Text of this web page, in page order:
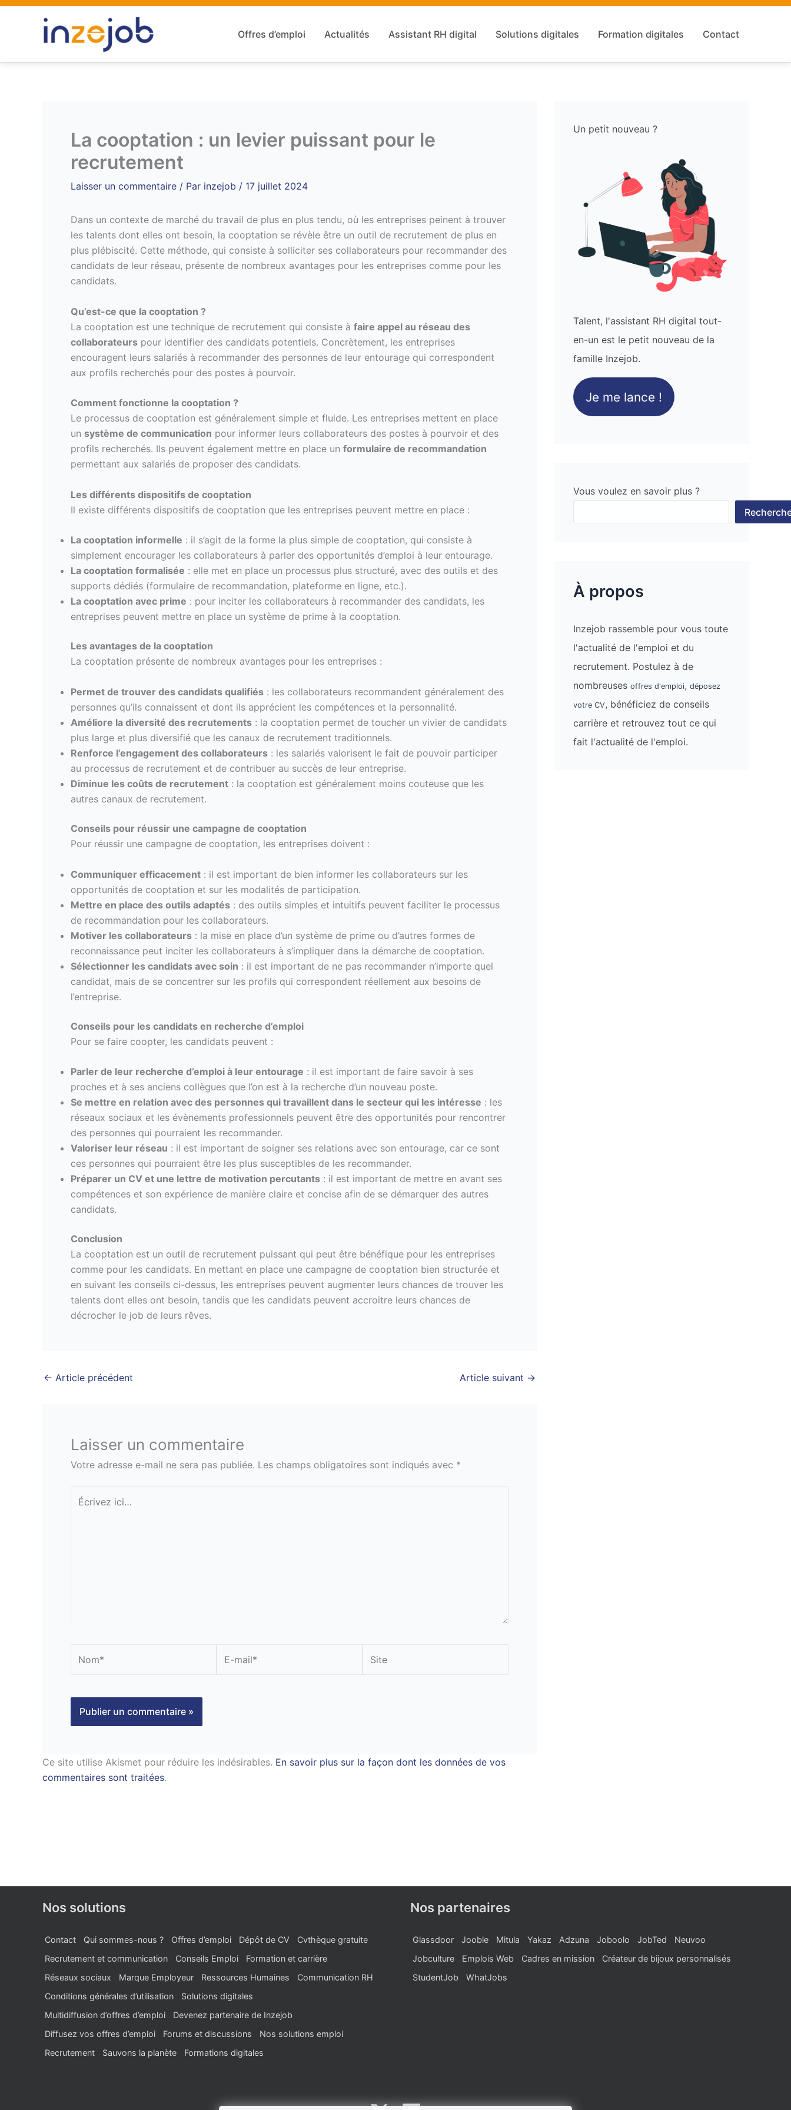
Aller
Offres d’emploi Actualités Assistant RH digital Solutions digitales Formation digitales Contact
La cooptation : un levier puissant pour le
recrutement
Laisser un commentaire / Par inzejob / 17 juillet 2024
Dans un contexte de marché du travail de plus en plus tendu, où les entreprises peinent à trouver
les talents dont elles ont besoin, la cooptation se révèle être un outil de recrutement de plus en
plus plébiscité. Cette méthode, qui consiste à solliciter ses collaborateurs pour recommander des
candidats de leur réseau, présente de nombreux avantages pour les entreprises comme pour les
candidats.
Qu’est-ce que la cooptation ?
La cooptation est une technique de recrutement qui consiste à faire appel au réseau des
collaborateurs pour identifier des candidats potentiels. Concrètement, les entreprises
encouragent leurs salariés à recommander des personnes de leur entourage qui correspondent
aux profils recherchés pour des postes à pourvoir.
Comment fonctionne la cooptation ?
Le processus de cooptation est généralement simple et fluide. Les entreprises mettent en place
un système de communication pour informer leurs collaborateurs des postes à pourvoir et des
profils recherchés. Ils peuvent également mettre en place un formulaire de recommandation
permettant aux salariés de proposer des candidats.
Les différents dispositifs de cooptation
Il existe différents dispositifs de cooptation que les entreprises peuvent mettre en place :
La cooptation informelle : il s’agit de la forme la plus simple de cooptation, qui consiste à
simplement encourager les collaborateurs à parler des opportunités d’emploi à leur entourage.
La cooptation formalisée : elle met en place un processus plus structuré, avec des outils et des
supports dédiés (formulaire de recommandation, plateforme en ligne, etc.).
La cooptation avec prime : pour inciter les collaborateurs à recommander des candidats, les
entreprises peuvent mettre en place un système de prime à la cooptation.
Les avantages de la cooptation
La cooptation présente de nombreux avantages pour les entreprises :
Permet de trouver des candidats qualifiés : les collaborateurs recommandent généralement des
personnes qu’ils connaissent et dont ils apprécient les compétences et la personnalité.
Améliore la diversité des recrutements : la cooptation permet de toucher un vivier de candidats
plus large et plus diversifié que les canaux de recrutement traditionnels.
Renforce l’engagement des collaborateurs : les salariés valorisent le fait de pouvoir participer
au processus de recrutement et de contribuer au succès de leur entreprise.
Diminue les coûts de recrutement : la cooptation est généralement moins couteuse que les
autres canaux de recrutement.
Conseils pour réussir une campagne de cooptation
Pour réussir une campagne de cooptation, les entreprises doivent :
Communiquer efficacement : il est important de bien informer les collaborateurs sur les
opportunités de cooptation et sur les modalités de participation.
Mettre en place des outils adaptés : des outils simples et intuitifs peuvent faciliter le processus
de recommandation pour les collaborateurs.
Motiver les collaborateurs : la mise en place d’un système de prime ou d’autres formes de
reconnaissance peut inciter les collaborateurs à s’impliquer dans la démarche de cooptation.
Sélectionner les candidats avec soin : il est important de ne pas recommander n’importe quel
candidat, mais de se concentrer sur les profils qui correspondent réellement aux besoins de
l’entreprise.
Conseils pour les candidats en recherche d’emploi
Pour se faire coopter, les candidats peuvent :
Parler de leur recherche d’emploi à leur entourage : il est important de faire savoir à ses
proches et à ses anciens collègues que l’on est à la recherche d’un nouveau poste.
Se mettre en relation avec des personnes qui travaillent dans le secteur qui les intéresse : les
réseaux sociaux et les évènements professionnels peuvent être des opportunités pour rencontrer
des personnes qui pourraient les recommander.
Valoriser leur réseau : il est important de soigner ses relations avec son entourage, car ce sont
ces personnes qui pourraient être les plus susceptibles de les recommander.
Préparer un CV et une lettre de motivation percutants : il est important de mettre en avant ses
compétences et son expérience de manière claire et concise afin de se démarquer des autres
candidats.
Conclusion
La cooptation est un outil de recrutement puissant qui peut être bénéfique pour les entreprises
comme pour les candidats. En mettant en place une campagne de cooptation bien structurée et
en suivant les conseils ci-dessus, les entreprises peuvent augmenter leurs chances de trouver les
talents dont elles ont besoin, tandis que les candidats peuvent accroitre leurs chances de
décrocher le job de leurs rêves.
← Article précédent Article suivant →
Laisser un commentaire
Votre adresse e-mail ne sera pas publiée. Les champs obligatoires sont indiqués avec *
Écrivez
ici…
mail*
Ce site utilise Akismet pour réduire les indésirables. En savoir plus sur la façon dont les données de vos
commentaires sont traitées.
Un petit nouveau ?
Talent, l'assistant RH digital tout-
en-un est le petit nouveau de la
famille Inzejob.
Je me lance !
Vous voulez en savoir plus ?
À propos
Inzejob rassemble pour vous toute
l'actualité de l'emploi et du
recrutement. Postulez à de
nombreuses offres d'emploi, déposez
votre CV, bénéficiez de conseils
carrière et retrouvez tout ce qui
fait l'actualité de l'emploi.
Nos solutions
Contact Qui sommes-nous ? Offres d’emploi Dépôt de CV
Cvthèque gratuite
Recrutement et communication
Conseils Emploi
Formation et carrière
Réseaux sociaux
Marque Employeur Ressources Humaines
Communication RH
Conditions générales d’utilisation
Solutions digitales
Multidiffusion d’offres d’emploi
Devenez partenaire de Inzejob
Diffusez vos offres d’emploi
Forums et discussions
Nos solutions emploi
Recrutement
Sauvons la planète Formations digitales
Nos partenaires
Glassdoor Jooble Mitula Yakaz Adzuna Joboolo JobTed
Neuvoo
Jobculture
Emplois Web Cadres en mission
Créateur de bijoux personnalisés
StudentJob
WhatJobs